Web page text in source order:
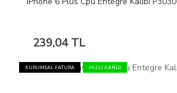
239,04 TL
KURUMSAL FATURA HIZLI KARGO